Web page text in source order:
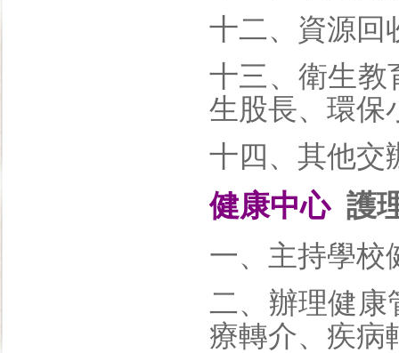
十二、資源回
十三、衛生教
生股長、環保
十四、其他交
健康中心護
一、主持學校
二、辦理健康
療轉介、疾病